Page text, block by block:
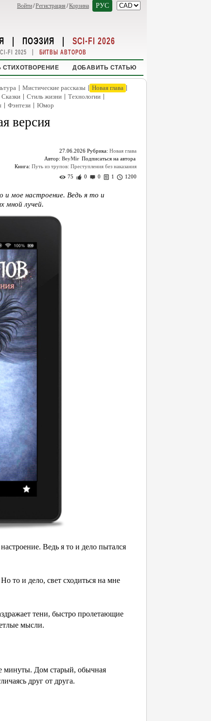
Войти/Регистрация /Корзина РУС
| ПОЭЗИЯ | SCI-FI 2026
FI 2025 | БИТВЫ АВТОРОВ
СТИХОТВОРЕНИЕ ДОБАВИТЬ СТАТЬЮ
| Мистические рассказы | Новая глава |
Сказки | Стиль жизни | Технологии |
| Фэнтези | Юмор
версия
27.06.2026 Рубрика: Новая глава
Автор: BeyMir
Книга: Путь из трупов: Преступления без наказания
75
0 0 1 1200
и мое настроение. Ведь я то и
мной лучей.
Ведь я то и дело пытался
то и дело, свет сходиться на мне
тени, быстро пролетающие
мысли.
минуты. Дом старый, обычная
друг от друга.